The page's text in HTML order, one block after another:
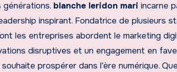
blanche leridon mari incarne
inspirant. Fondatrice de plusieurs
les entreprises abordent le marketing
disruptives et un engagement en
prospérer dans l’ère numérique.